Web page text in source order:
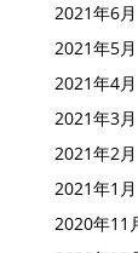
2021年7月
2021年6月
2021年5月
2021年4月
2021年3月
2021年2月
2021年1月